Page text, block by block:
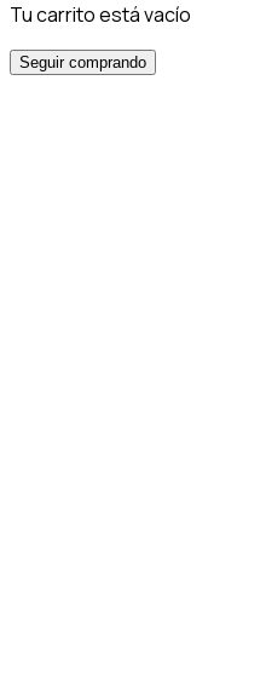
Tu carrito está vacío
Seguir comprando